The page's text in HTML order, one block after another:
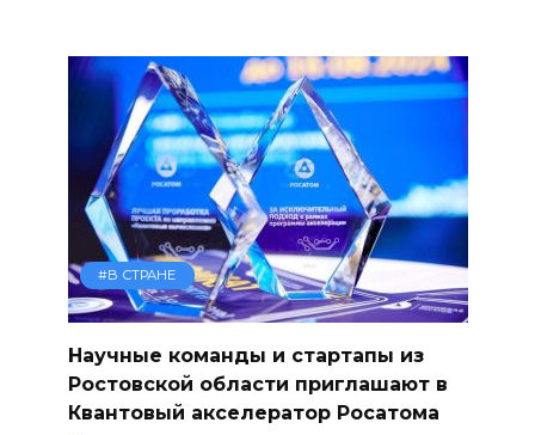
#В СТРАНЕ
Научные команды и стартапы из
Ростовской области приглашают в
Квантовый акселератор Росатома